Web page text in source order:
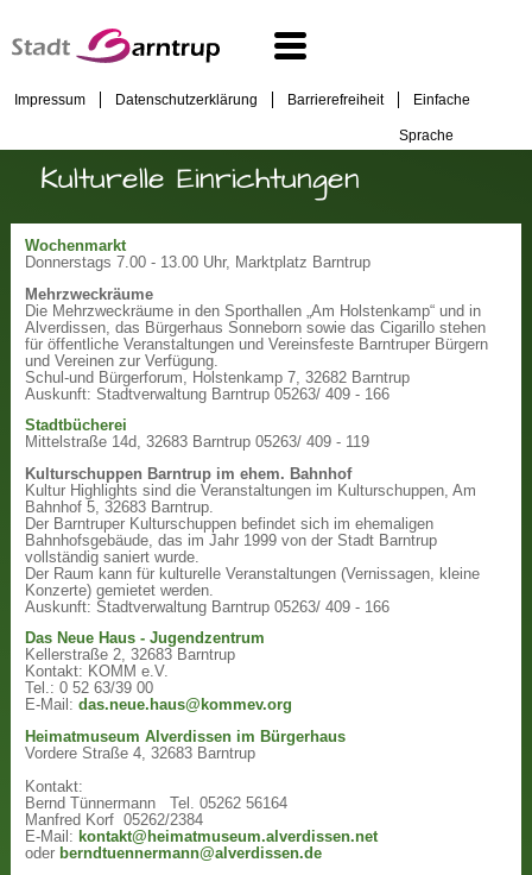
Impressum Datenschutzerklärung Barrierefreiheit Einfache
Sprache
Kulturelle Einrichtungen
Wochenmarkt
Donnerstags 7.00 - 13.00 Uhr, Marktplatz Barntrup
Mehrzweckräume
Die Mehrzweckräume in den Sporthallen „Am Holstenkamp“ und in
Alverdissen, das Bürgerhaus Sonneborn sowie das Cigarillo stehen
für öffentliche Veranstaltungen und Vereinsfeste Barntruper Bürgern
und Vereinen zur Verfügung.
Schul-und Bürgerforum, Holstenkamp 7, 32682 Barntrup
Auskunft: Stadtverwaltung Barntrup 05263/ 409 - 166
Stadtbücherei
Mittelstraße 14d, 32683 Barntrup 05263/ 409 - 119
Kulturschuppen Barntrup im ehem. Bahnhof
Kultur Highlights sind die Veranstaltungen im Kulturschuppen, Am
Bahnhof 5, 32683 Barntrup.
Der Barntruper Kulturschuppen befindet sich im ehemaligen
Bahnhofsgebäude, das im Jahr 1999 von der Stadt Barntrup
vollständig saniert wurde.
Der Raum kann für kulturelle Veranstaltungen (Vernissagen, kleine
Konzerte) gemietet werden.
Auskunft: Stadtverwaltung Barntrup 05263/ 409 - 166
Das Neue Haus - Jugendzentrum
Kellerstraße 2, 32683 Barntrup
Kontakt: KOMM e.V.
Tel.: 0 52 63/39 00
E-Mail:das.neue.haus@kommev.org
Heimatmuseum Alverdissen im Bürgerhaus
Vordere Straße 4, 32683 Barntrup
Kontakt:
Bernd Tünnermann Tel. 05262 56164
Manfred Korf 05262/2384
E-Mail: kontakt@heimatmuseum.alverdissen.net
oder berndtuennermann@alverdissen.de